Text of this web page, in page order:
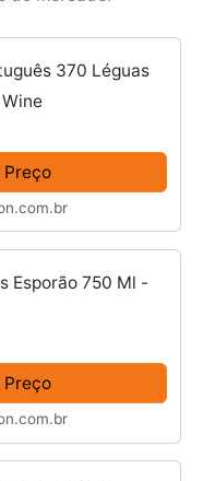
370 Léguas
Preço
Esporão 750 Ml -
Preço